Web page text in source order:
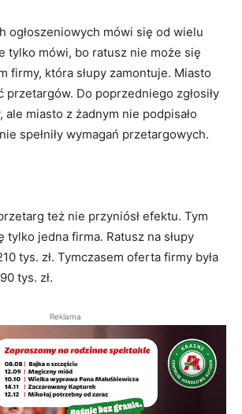
ogłoszeniowych mówi się od wielu
tylko mówi, bo ratusz nie może się
firmy, która słupy zamontuje. Miasto
przetargów. Do poprzedniego zgłosiły
miasto z żadnym nie podpisało
spełniły wymagań przetargowych.
też nie przyniósł efektu. Tym
tylko jedna firma. Ratusz na słupy
tys. zł. Tymczasem oferta firmy była
tys. zł.
Reklama